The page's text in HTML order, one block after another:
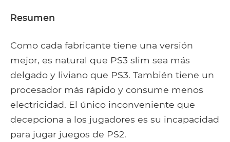
Resumen
Como cada fabricante tiene una versión
mejor, es natural que PS3 slim sea más
delgado y liviano que PS3. También tiene un
procesador más rápido y consume menos
electricidad. El único inconveniente que
decepciona a los jugadores es su incapacidad
para jugar juegos de PS2.